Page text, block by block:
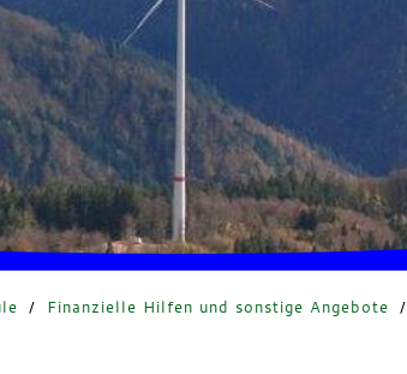
/ Finanzielle Hilfen und sonstige Angebote /